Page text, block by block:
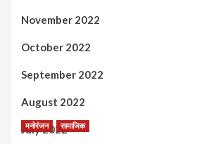
November 2022
October 2022
September 2022
August 2022
July 2022
मनोरंजन सामाजिक